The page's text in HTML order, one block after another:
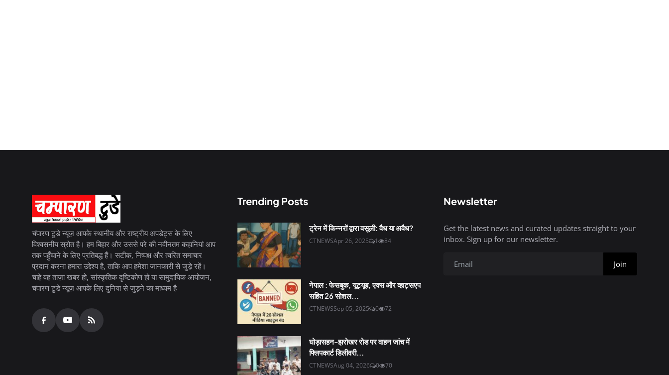
चंपारण टुडे न्यूज़ आपके स्थानीय और राष्ट्रीय अपडेट्स के लिए
विश्वसनीय स्रोत है। हम बिहार और उससे परे की नवीनतम कहानियां आप
तक पहुँचाने के लिए प्रतिबद्ध हैं। सटीक, निष्पक्ष और त्वरित समाचार
प्रदान करना हमारा उद्देश्य है, ताकि आप हमेशा जानकारी से जुड़े रहें।
चाहे वह ताज़ा खबर हो, सांस्कृतिक दृष्टिकोण हो या सामुदायिक आयोजन,
चंपारण टुडे न्यूज़ आपके लिए दुनिया से जुड़ने का माध्यम है
Trending Posts
ट्रेन में किन्नरों द्वारा वसूली: वैध या अवैध?
CTNEWSApr 26, 2025 1 84
नेपाल : फेसबुक, यूट्यूब, एक्स और व्हाट्सएप
सहित 26 सोशल...
CTNEWSSep 05, 2025 0 72
घोड़ासहन-झरोखर रोड पर वाहन जांच में
फ्लिपकार्ट डिलीवरी...
CTNEWSAug 04, 2026 0 70
Newsletter
Get the latest news and curated updates straight to your
inbox. Sign up for our newsletter.
Join